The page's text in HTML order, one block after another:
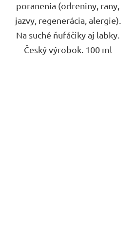
poranenia (odreniny, rany,
jazvy, regenerácia, alergie).
Na suché ňufáčiky aj labky.
Český výrobok. 100 ml